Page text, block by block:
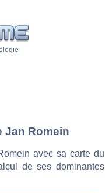
Jan Romein
avec sa carte du
de ses dominantes